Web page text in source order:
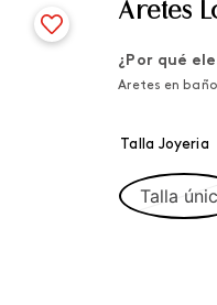
Aretes
¿Por qué
Aretes en
Talla Joyeria
Talla